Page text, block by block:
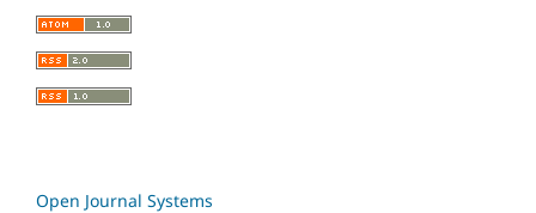
Open Journal Systems